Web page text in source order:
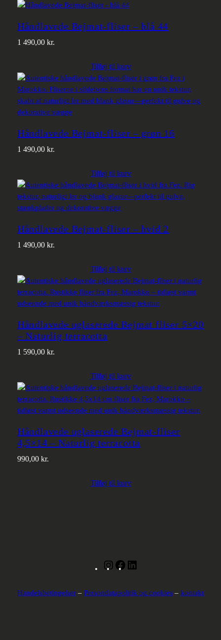
Håndlavede Bejmat-fliser – blå 44
1 490,00 kr.
Tilføj til kurv
Håndlavede Bejmat-fliser – grøn 16
1 490,00 kr.
Tilføj til kurv
Håndlavede Bejmat-fliser – hvid 2
1 490,00 kr.
Tilføj til kurv
Håndlavede uglaserede Bejmat fliser 5×20
– Naturlig terracotta
1 590,00 kr.
Tilføj til kurv
Håndlavede uglaserede Bejmat-fliser
4,5×14 – Naturlig terracotta
990,00 kr.
Tilføj til kurv
InstagramFacebook
Handelsbetingelser – Persondatapolitik og cookies – kontakt